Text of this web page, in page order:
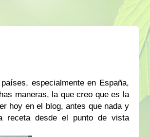
especialmente en España,
maneras, la que creo que es la
hoy en el blog, antes que nada y
receta desde el punto de vista